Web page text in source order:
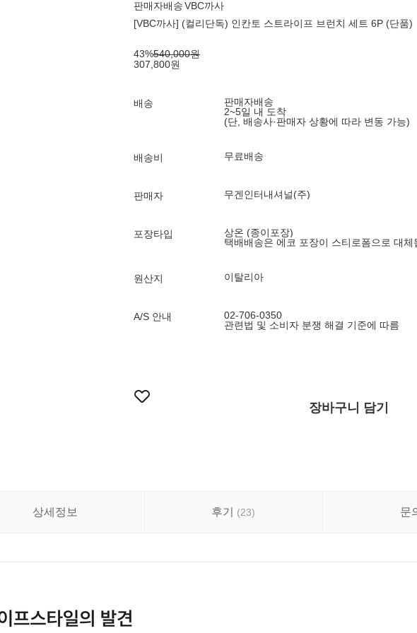
판매자배송VBC까사
[VBC까사] (컬리단독) 인칸토 스트라이프 브런치 세트 6P (단품)
43%540,000원
307,800원
배송
판매자배송
2~5일 내 도착
(단, 배송사·판매자 상황에 따라 변동 가능)
배송비 무료배송
판매자 무겐인터내셔널(주)
포장타입
상온 (종이포장)
택배배송은 에코 포장이 스티로폼으로 대체
원산지 이탈리아
A/S 안내
02-706-0350
관련법 및 소비자 분쟁 해결 기준에 따름
장바구니 담기
상세정보 후기 (23) 문